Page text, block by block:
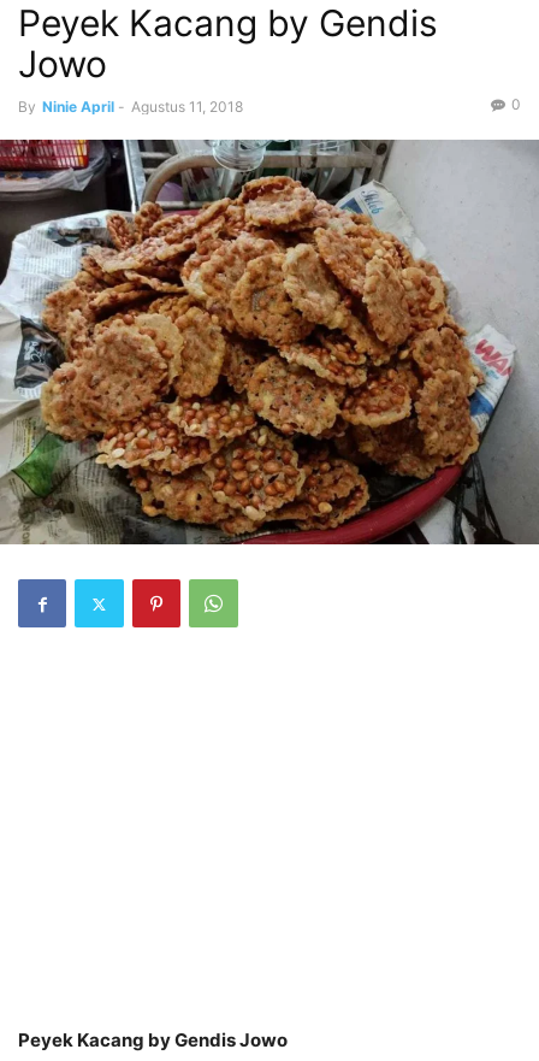
Peyek Kacang by Gendis
Jowo
By Ninie April - Agustus 11, 2018 0
Peyek Kacang by Gendis Jowo